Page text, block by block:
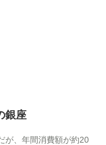
銀座
が、年間消費額が約20